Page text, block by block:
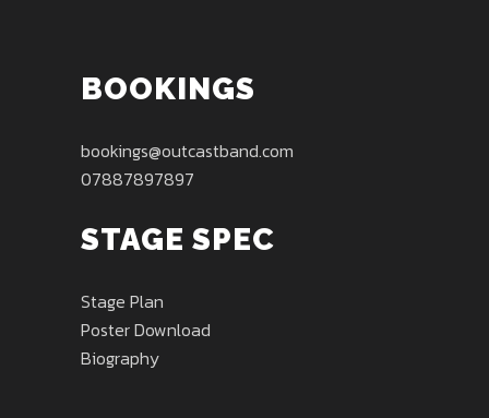
BOOKINGS
bookings@outcastband.com
07887897897
STAGE SPEC
Stage Plan
Poster Download
Biography